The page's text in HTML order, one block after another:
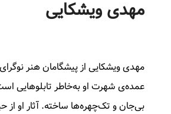
مهدی ویشکایی
مهدی ویشکایی از پیشگامان هنر
عمده‌ی شهرت او به‌خاطر تابلوهایی
بی‌جان و تک‌چهره‌‌‌ها ساخته. آثار او